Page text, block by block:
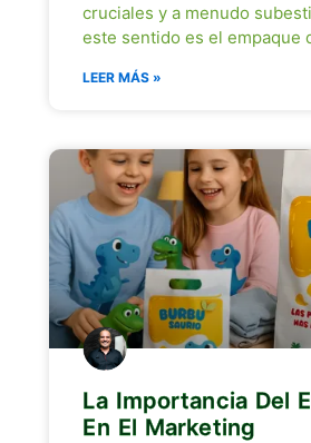
cruciales y a menudo
este sentido es el empaque
LEER MÁS »
La Importancia Del
En El Marketing